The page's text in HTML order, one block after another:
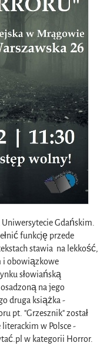
Gdańskim.
funkcję przede
stawia na lekkość,
i obowiązkowe
słowiańską
na jego
druga książka -
pt. "Grzesznik"został
w Polsce -
w kategorii Horror.